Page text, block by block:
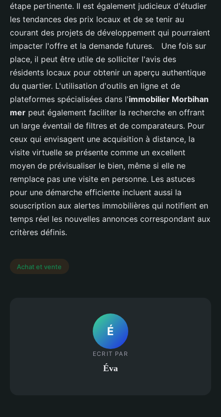
étape pertinente. Il est également judicieux d'étudier
les tendances des prix locaux et de se tenir au
courant des projets de développement qui pourraient
impacter l'offre et la demande futures. Une fois sur
place, il peut être utile de solliciter l'avis des
résidents locaux pour obtenir un aperçu authentique
du quartier. L'utilisation d'outils en ligne et de
plateformes spécialisées dans l'immobilier Morbihan
mer peut également faciliter la recherche en offrant
un large éventail de filtres et de comparateurs. Pour
ceux qui envisagent une acquisition à distance, la
visite virtuelle se présente comme un excellent
moyen de prévisualiser le bien, même si elle ne
remplace pas une visite en personne. Les astuces
pour une démarche efficiente incluent aussi la
souscription aux alertes immobilières qui notifient en
temps réel les nouvelles annonces correspondant aux
critères définis.
Achat et vente
É
ECRIT PAR
Éva